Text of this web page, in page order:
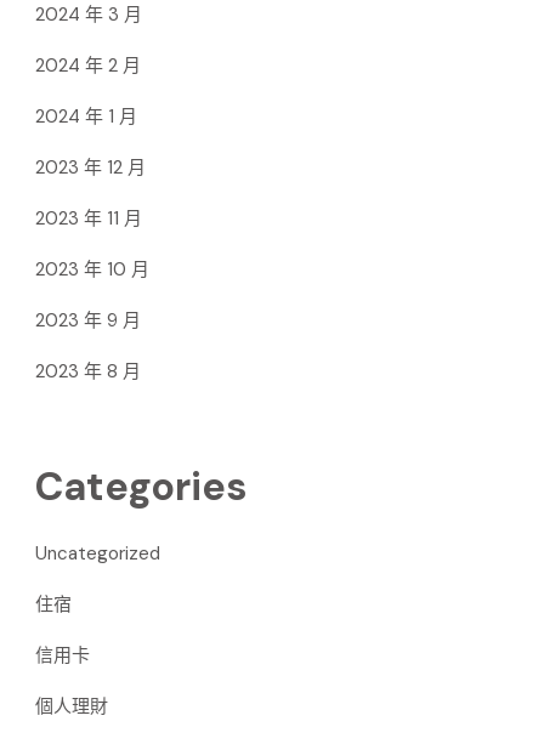
2024 年 3 月
2024 年 2 月
2024 年 1 月
2023 年 12 月
2023 年 11 月
2023 年 10 月
2023 年 9 月
2023 年 8 月
Categories
Uncategorized
住宿
信用卡
個人理財